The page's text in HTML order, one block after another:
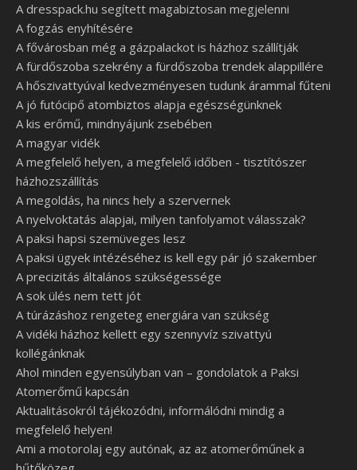
A dresspack.hu segített magabiztosan megjelenni
A fogzás enyhítésére
A fővárosban még a gázpalackot is házhoz szállítják
A fürdőszoba szekrény a fürdőszoba trendek alappillére
A hőszivattyúval kedvezményesen tudunk árammal fűteni
A jó futócipő atombiztos alapja egészségünknek
A kis erőmű, mindnyájunk zsebében
A magyar vidék
A megfelelő helyen, a megfelelő időben - tisztítószer
házhozszállítás
A megoldás, ha nincs hely a szervernek
A nyelvoktatás alapjai, milyen tanfolyamot válasszak?
A paksi hapsi szemüveges lesz
A paksi ügyek intézéséhez is kell egy pár jó szakember
A precizitás általános szükségessége
A sok ülés nem tett jót
A túrázáshoz rengeteg energiára van szükség
A vidéki házhoz kellett egy szennyvíz szivattyú
kollégánknak
Ahol minden egyensúlyban van – gondolatok a Paksi
Atomerőmű kapcsán
Aktualitásokról tájékozódni, informálódni mindig a
megfelelő helyen!
Ami a motorolaj egy autónak, az az atomerőműnek a